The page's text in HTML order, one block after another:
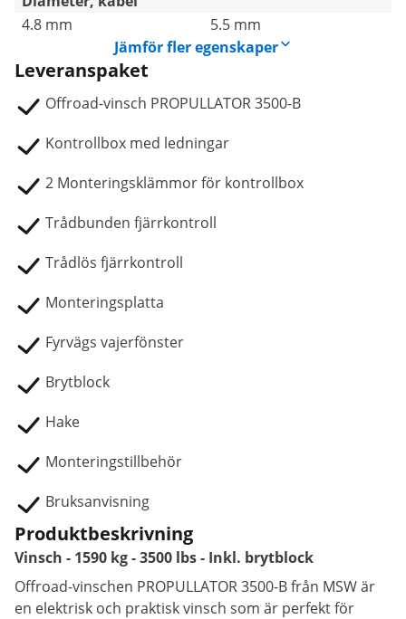
4.8 mm
5.5 mm
Jämför fler egenskaper
Leveranspaket
Offroad-vinsch PROPULLATOR 3500-B
Kontrollbox med ledningar
2 Monteringsklämmor för kontrollbox
Trådbunden fjärrkontroll
Trådlös fjärrkontroll
Monteringsplatta
Fyrvägs vajerfönster
Brytblock
Hake
Monteringstillbehör
Bruksanvisning
Produktbeskrivning
Vinsch - 1590 kg - 3500 lbs - Inkl. brytblock
Offroad-vinschen PROPULLATOR 3500-B från MSW är
en elektrisk och praktisk vinsch som är perfekt för